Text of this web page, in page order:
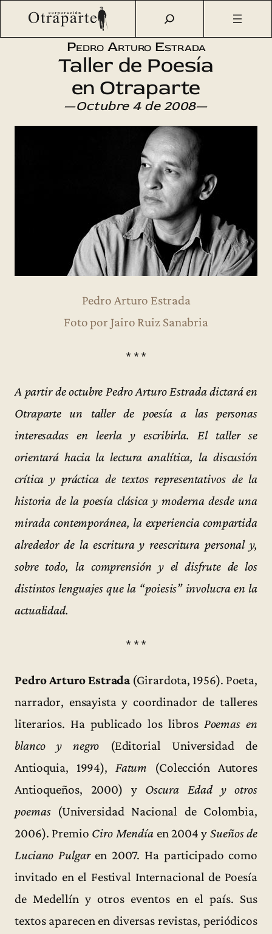
Saltar
Otraparte.org/Agenda Cultural Talleres
Taller de
Poesía con Pedro Arturo Estrada
Pedro Arturo Estrada
Taller de Poesía
en Otraparte
—Octubre 4 de 2008—
Pedro Arturo Estrada
Foto por Jairo Ruiz Sanabria
* * *
A partir de octubre Pedro Arturo Estrada dictará en
Otraparte un taller de poesía a las personas
interesadas en leerla y escribirla. El taller se
orientará hacia la lectura analítica, la discusión
crítica y práctica de textos representativos de la
historia de la poesía clásica y moderna desde una
mirada contemporánea, la experiencia compartida
alrededor de la escritura y reescritura personal y,
sobre todo, la comprensión y el disfrute de los
distintos lenguajes que la “poiesis” involucra en la
actualidad.
* * *
Pedro Arturo Estrada(Girardota, 1956). Poeta,
narrador, ensayista y coordinador de talleres
literarios. Ha publicado los libros Poemas en
blanco y negro (Editorial Universidad de
Antioquia, 1994), Fatum (Colección Autores
Antioqueños, 2000) y Oscura Edad y otros
poemas(Universidad Nacional de Colombia,
2006). Premio Ciro Mendíaen 2004 ySueños de
Luciano Pulgaren 2007. Ha participado como
invitado en el Festival Internacional de Poesía
de Medellín y otros eventos en el país. Sus
textos aparecen en diversas revistas, periódicos